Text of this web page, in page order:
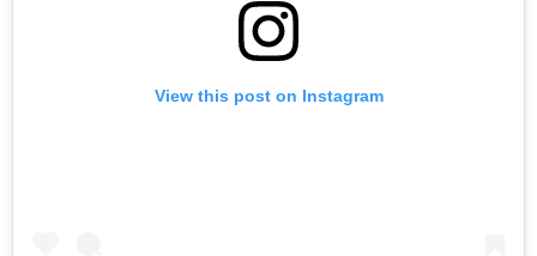
View this post on Instagram